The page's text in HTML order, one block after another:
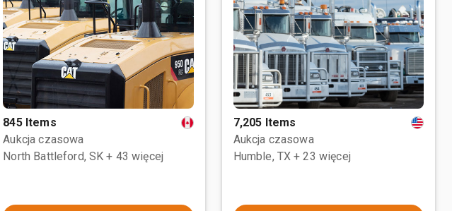
845 Items
Aukcja czasowa
North Battleford, SK + 43 więcej
7,205 Items
Aukcja czasowa
Humble, TX + 23 więcej